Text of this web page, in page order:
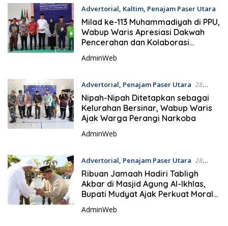
Advertorial Kaltim, Penajam Paser Utara
30 November 2025
Milad ke-113 Muhammadiyah di PPU,
Wabup Waris Apresiasi Dakwah
Pencerahan dan Kolaborasi
AdminWeb
Advertorial Penajam Paser Utara 28
November 2025
Nipah-Nipah Ditetapkan sebagai
Kelurahan Bersinar, Wabup Waris
Ajak Warga Perangi Narkoba
AdminWeb
Advertorial Penajam Paser Utara 28
November 2025
Ribuan Jamaah Hadiri Tabligh
Akbar di Masjid Agung Al-Ikhlas,
Bupati Mudyat Ajak Perkuat Moral
AdminWeb